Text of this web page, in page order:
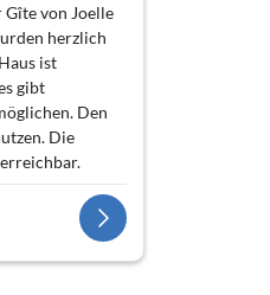
von Joelle
herzlich
ist
gibt
Den
Die
Verfügung,
werden